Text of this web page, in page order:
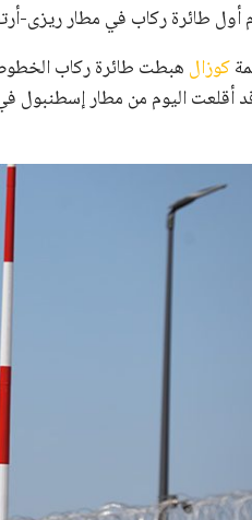
أول طائرة ركاب في مطار ريزى-
كوزال